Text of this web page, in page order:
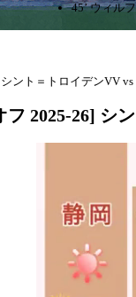
45’ ウィル
ント＝トロイデンVV vs
2025-26] シ